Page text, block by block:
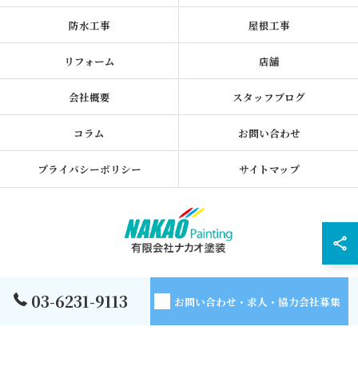
03-6231-9113 お問い合わせ・求人・協力会社募集
防水工事 屋根工事
リフォーム 店舗
会社概要 スタッフブログ
コラム お問い合わせ
プライバシーポリシー サイトマップ
© 2026 東京都墨田区の外壁塗装なら有限会社ナカオ塗装 ALL RIGHTS
RESERVED.